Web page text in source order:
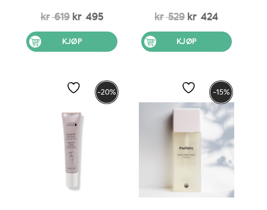
kr 619 Opprinnelig
pris
var:
kr 495Nåværende
pris
KJØP
kr529 Opprinnelig
pris
var:
kr 424
pris
er:
KJØP
-20% -15%